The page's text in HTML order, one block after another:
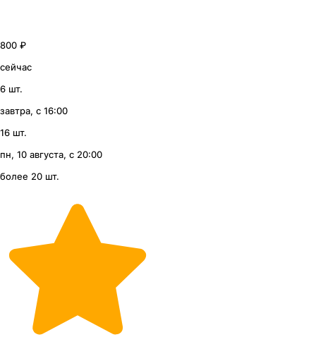
800 ₽
сейчас
6 шт.
завтра, с 16:00
16 шт.
пн, 10 августа, с 20:00
более 20 шт.